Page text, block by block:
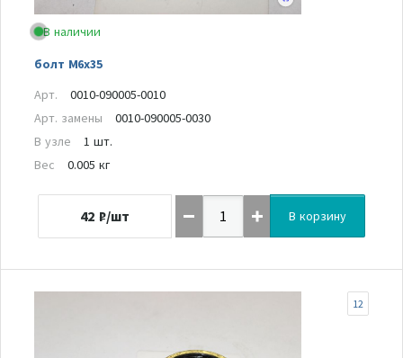
В наличии
болт M6x35
Арт.
0010-090005-0010
Арт. замены
0010-090005-0030
В узле
1 шт.
Вес
0.005 кг
42 ₽/шт В корзину
12